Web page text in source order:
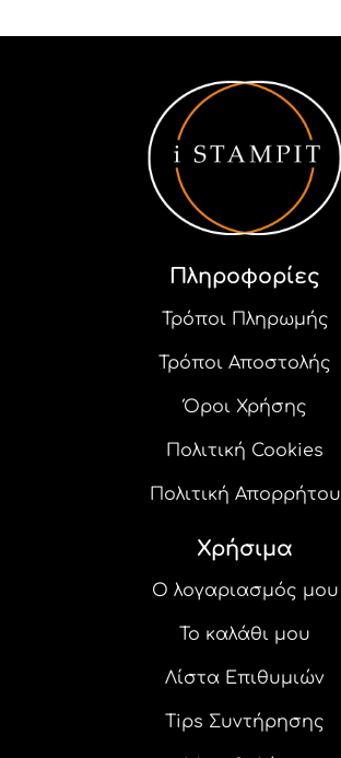
έχει
παραλλαγές.
επιλογές
μπορούν
επιλεγούν
Πληροφορίες
Τρόποι Πληρωμής
Τρόποι Αποστολής
Όροι Χρήσης
Πολιτική Cookies
Πολιτική Απορρήτου
Χρήσιμα
Ο λογαριασμός μου
Το καλάθι μου
Λίστα Επιθυμιών
Tips Συντήρησης